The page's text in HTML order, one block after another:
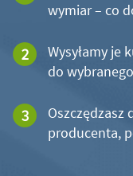
wymiar – co
Wysyłamy je
do
Oszczędzasz
producenta,